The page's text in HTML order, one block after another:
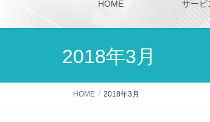
HOME サービ
2018年3月
HOME 2018年3月